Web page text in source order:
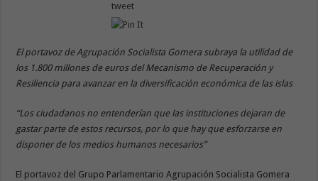
tweet
El portavoz de Agrupación Socialista Gomera subraya la utilidad de
los 1.800 millones de euros del Mecanismo de Recuperación y
Resiliencia para avanzar en la diversificación económica de las islas
“Los ciudadanos no entenderían que las instituciones dejaran de
gastar parte de estos recursos, por lo que hay que esforzarse en
disponer de los medios humanos necesarios”
El portavoz del Grupo Parlamentario Agrupación Socialista Gomera